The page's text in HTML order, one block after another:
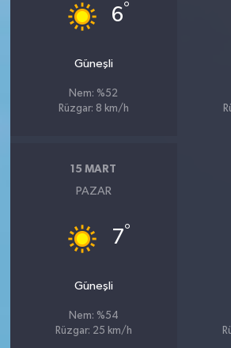
6°
Güneşli
Nem: %52
Rüzgar: 8 km/h
15 MART
PAZAR
7°
Güneşli
Nem: %54
Rüzgar: 25 km/h